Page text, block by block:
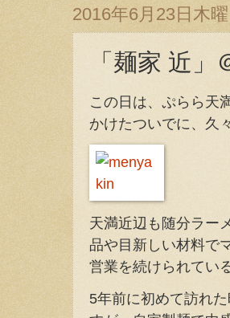
2016年6月23日木曜
「麺家 近
この日は、ぷらら天
かけたついでに、久
天満近辺も随分ラー
品や目新しい材料で
営業を続けられてい
5年前に初めて訪れ